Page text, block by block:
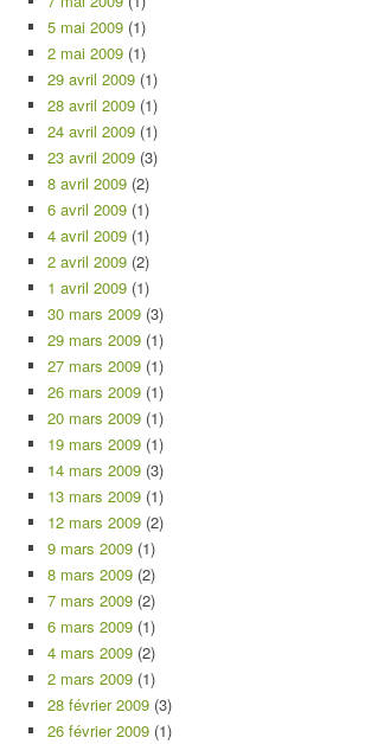
5 mai 2009 (1)
2 mai 2009 (1)
29 avril 2009 (1)
28 avril 2009 (1)
24 avril 2009 (1)
23 avril 2009 (3)
8 avril 2009 (2)
6 avril 2009 (1)
4 avril 2009 (1)
2 avril 2009 (2)
1 avril 2009 (1)
30 mars 2009 (3)
29 mars 2009 (1)
27 mars 2009 (1)
26 mars 2009 (1)
20 mars 2009 (1)
19 mars 2009 (1)
14 mars 2009 (3)
13 mars 2009 (1)
12 mars 2009 (2)
9 mars 2009 (1)
8 mars 2009 (2)
7 mars 2009 (2)
6 mars 2009 (1)
4 mars 2009 (2)
2 mars 2009 (1)
28 février 2009 (3)
26 février 2009 (1)